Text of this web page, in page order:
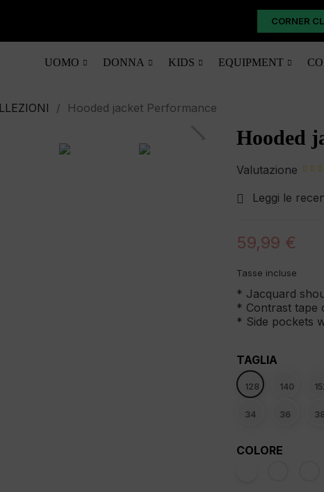
CORNER
UOMO DONNA KIDS EQUIPMENT
Hooded jacket Performance
Hooded
Valutazione
 Leggi le
59,99 €
Tasse incluse
* Jacquard
* Contrast tape
* Side pockets
TAGLIA
128 140
34 36 38
COLORE